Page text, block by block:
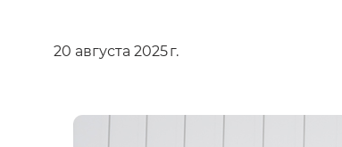
20 августа 2025 г.